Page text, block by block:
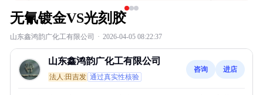
无氰镀金VS光刻胶
山东鑫鸿韵广化工有限公司 · 2026-04-05 08:22:37
山东鑫鸿韵广化工有限公司
法人:田吉发 通过真实性核验
咨询 进店